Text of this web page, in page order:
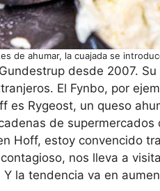
de ahumar, la cuajada se
desde 2007.
El Fynbo, por
es Rygeost, un queso
de
Hoff, estoy convencido
nos lleva a
la tendencia va en